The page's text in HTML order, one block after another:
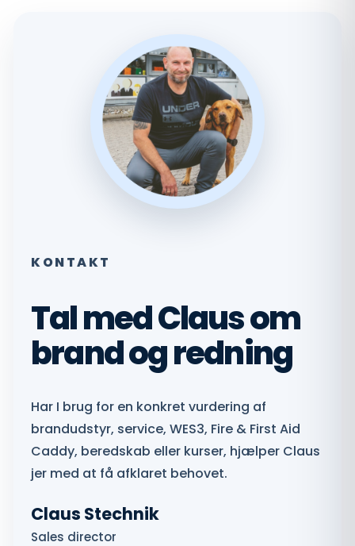
KONTAKT
Tal med Claus om
brand og redning
Har I brug for en konkret vurdering af
brandudstyr, service, WES3, Fire & First Aid
Caddy, beredskab eller kurser, hjælper Claus
jer med at få afklaret behovet.
Claus Stechnik
Sales director